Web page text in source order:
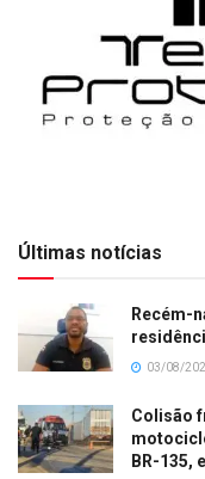
Últimas notícias
Recém-
03/08/
Colisão
BR-135,